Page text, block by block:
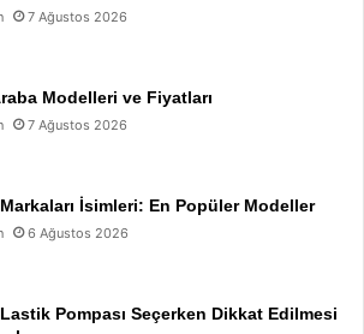
7 Ağustos 2026
Modelleri ve Fiyatları
7 Ağustos 2026
İsimleri: En Popüler Modeller
6 Ağustos 2026
Pompası Seçerken Dikkat Edilmesi